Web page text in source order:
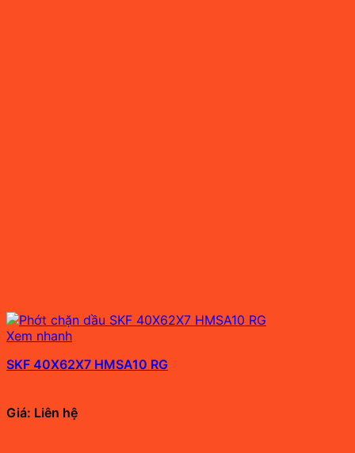
Xem nhanh
SKF 40X62X7 HMSA10 RG
Giá: Liên hệ